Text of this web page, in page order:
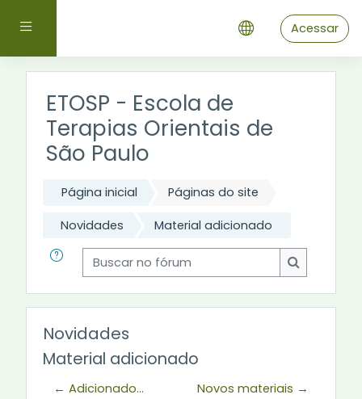
Painel lateral Acessar
ETOSP - Escola de
Terapias Orientais de
São Paulo
Página inicial Páginas do site
Novidades
Material adicionado
Buscar no fórum
Buscar no
Novidades
Material adicionado
← Adicionado... Novos materiais →